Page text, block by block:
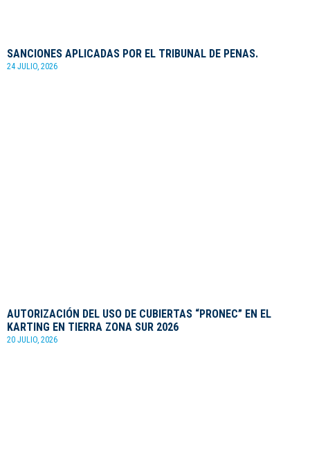
SANCIONES APLICADAS POR EL TRIBUNAL DE PENAS.
24 JULIO, 2026
AUTORIZACIÓN DEL USO DE CUBIERTAS “PRONEC” EN EL
KARTING EN TIERRA ZONA SUR 2026
20 JULIO, 2026